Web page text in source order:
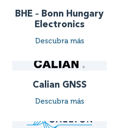
BHE – Bonn Hungary
Electronics
Descubra más
Calian GNSS
Descubra más